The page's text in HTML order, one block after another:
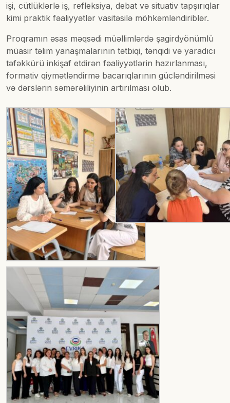
işi, cütlüklərlə iş, refleksiya, debat və situativ tapşırıqlar
kimi praktik fəaliyyətlər vasitəsilə möhkəmləndiriblər.
Proqramın əsas məqsədi müəllimlərdə şagirdyönümlü
müasir təlim yanaşmalarının tətbiqi, tənqidi və yaradıcı
təfəkkürü inkişaf etdirən fəaliyyətlərin hazırlanması,
formativ qiymətləndirmə bacarıqlarının gücləndirilməsi
və dərslərin səmərəliliyinin artırılması olub.